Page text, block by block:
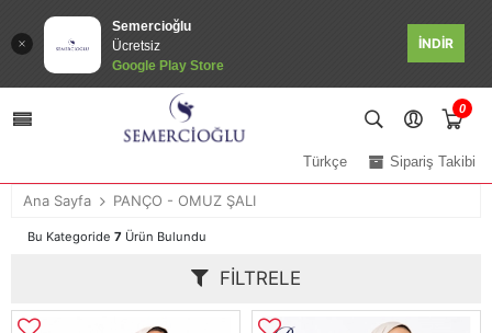
Semercioğlu
Ücretsiz
Google Play Store
İNDİR
0
Sipariş Takibi
Türkçe
Ana Sayfa PANÇO - OMUZ ŞALI
Bu Kategoride 7 Ürün Bulundu
FILTRELE